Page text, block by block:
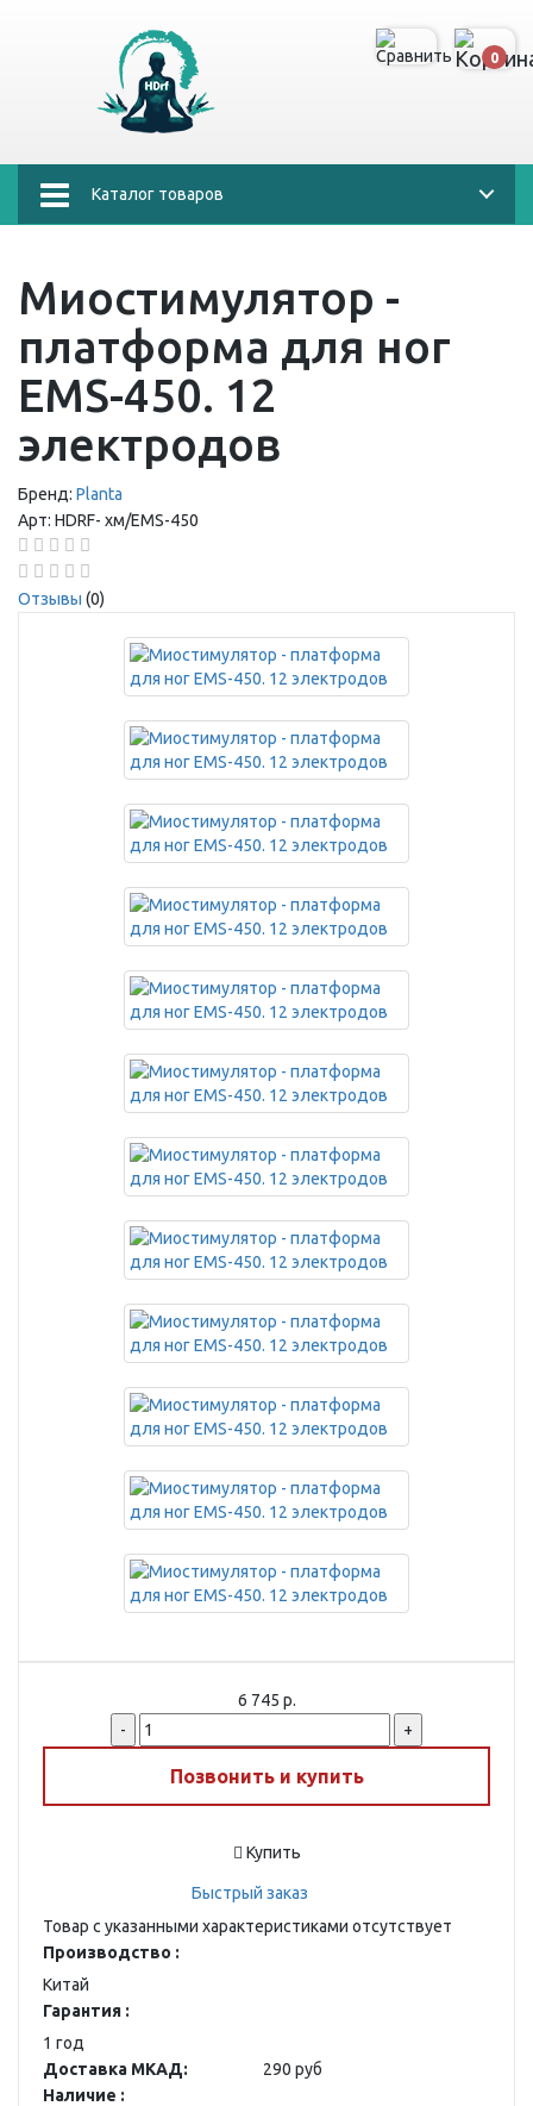
0
Каталог товаров
Миостимулятор -
платформа для ног
EMS-450. 12
электродов
Бренд: Planta
Арт: HDRF- хм/EMS-450
Отзывы (0)
6 745 р.
-
+
Позвонить и купить
Купить
Быстрый заказ
Товар с указанными характеристиками отсутствует
Производство :
Китай
Гарантия :
1 год
Доставка МКАД:
290 руб
Наличие :